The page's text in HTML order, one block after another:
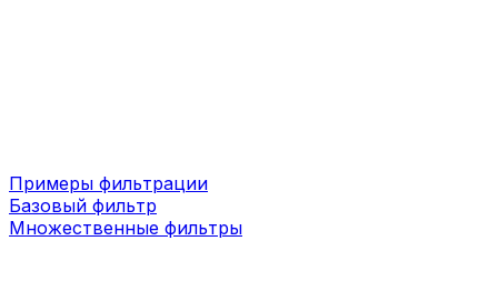
Примеры фильтрации
Базовый фильтр
Множественные фильтры